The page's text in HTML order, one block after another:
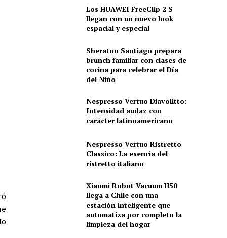
Los HUAWEI FreeClip 2 S
llegan con un nuevo look
espacial y especial
Sheraton Santiago prepara
brunch familiar con clases de
cocina para celebrar el Día
del Niño
Nespresso Vertuo Diavolitto:
Intensidad audaz con
carácter latinoamericano
Nespresso Vertuo Ristretto
Classico: La esencia del
ristretto italiano
Xiaomi Robot Vacuum H50
llega a Chile con una
estación inteligente que
automatiza por completo la
limpieza del hogar